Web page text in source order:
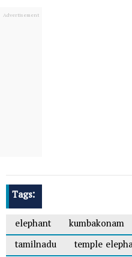
Tags:
elephant
kumbakonam
tamilnadu
temple